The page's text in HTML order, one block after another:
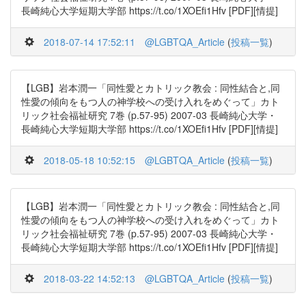
長崎純心大学短期大学部 https://t.co/1XOEfi1Hfv [PDF][情提]
2018-07-14 17:52:11 @LGBTQA_Article (投稿一覧)
【LGB】岩本潤一「同性愛とカトリック教会 : 同性結合と,同
性愛の傾向をもつ人の神学校への受け入れをめぐって」カト
リック社会福祉研究 7巻 (p.57-95) 2007-03 長崎純心大学・
長崎純心大学短期大学部 https://t.co/1XOEfi1Hfv [PDF][情提]
2018-05-18 10:52:15 @LGBTQA_Article (投稿一覧)
【LGB】岩本潤一「同性愛とカトリック教会 : 同性結合と,同
性愛の傾向をもつ人の神学校への受け入れをめぐって」カト
リック社会福祉研究 7巻 (p.57-95) 2007-03 長崎純心大学・
長崎純心大学短期大学部 https://t.co/1XOEfi1Hfv [PDF][情提]
2018-03-22 14:52:13 @LGBTQA_Article (投稿一覧)